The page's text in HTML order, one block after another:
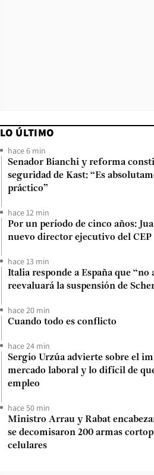
LO ÚLTIMO
hace 6 min
Senador Bianchi y reforma
seguridad de Kast: “Es
práctico”
hace 12 min
Por un período de cinco años:
nuevo director ejecutivo del CEP
hace 13 min
Italia responde a España que
reevaluará la suspensión de
hace 20 min
Cuando todo es conflicto
hace 24 min
Sergio Urzúa advierte sobre el
mercado laboral y lo difícil de
empleo
hace 50 min
Ministro Arrau y Rabat
se decomisaron 200 armas
celulares